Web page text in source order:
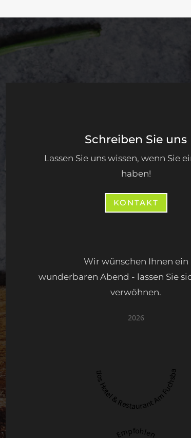
Schreiben Sie uns
Lassen Sie uns wissen, wenn Sie
haben!
KONTAKT
Wir wünschen Ihnen ein
wunderbaren Abend - lassen Sie
verwöhnen.
2026
zeitlos Hotel & Restaurant Am Fuchsbach
Empfohlen